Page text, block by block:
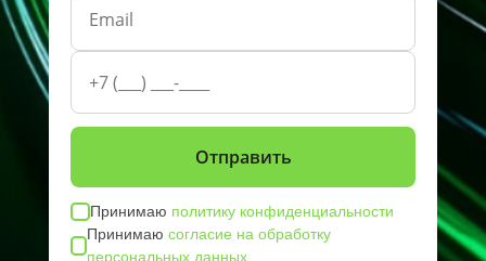
Принимаю политику конфиденциальности
Принимаюсогласие на обработку
персональных данных